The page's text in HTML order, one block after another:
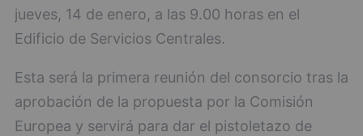
jueves, 14 de enero, a las 9.00 horas en el
Edificio de Servicios Centrales.
Esta será la primera reunión del consorcio tras la
aprobación de la propuesta por la Comisión
Europea y servirá para dar el pistoletazo de